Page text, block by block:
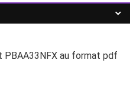
PBAA33NFX au format pdf